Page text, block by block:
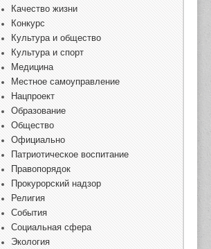
Качество жизни
Конкурс
Культура и общество
Культура и спорт
Медицина
Местное самоуправление
Нацпроект
Образование
Общество
Официально
Патриотическое воспитание
Правопорядок
Прокурорский надзор
Религия
События
Социальная сфера
Экология